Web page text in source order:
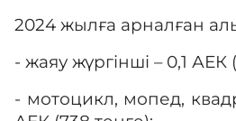
арналған нұсқа
2024 жылға арналған
- жаяу жүргінші – 0,1 АЕК
- мотоцикл, мопед,